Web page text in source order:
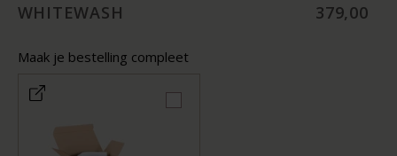
WHITEWASH
379,00
Maak je bestelling compleet